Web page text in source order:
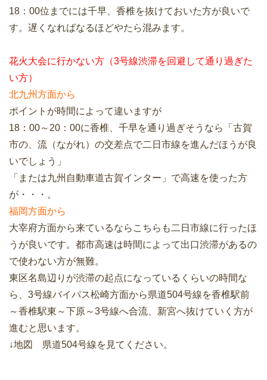
18：00位までには千早、香椎を抜けておいた方が良いで
す。遅くなればなるほどやたら混みます。
花火大会に行かない方（3号線渋滞を回避して通り過ぎた
い方）
北九州方面から
ポイントが時間によって違いますが
18：00～20：00に香椎、千早を通り過ぎそうなら「古賀
市の、流（ながれ）の交差点で二日市線を進んだほうが良
いでしょう」
「または九州自動車道古賀インター」で高速を使った方
が・・・。
福岡方面から
大宰府方面から来ているならこちらも二日市線に行ったほ
うが良いです。都市高速は時間によって出口渋滞があるの
で使わない方が無難。
東区名島辺りが渋滞の起点になっているくらいの時間な
ら、3号線バイパス松崎方面から県道504号線を香椎駅前
～香椎駅東～下原～3号線へ合流、新宮へ抜けていく方が
進むと思います。
↓地図 県道504号線を見てください。